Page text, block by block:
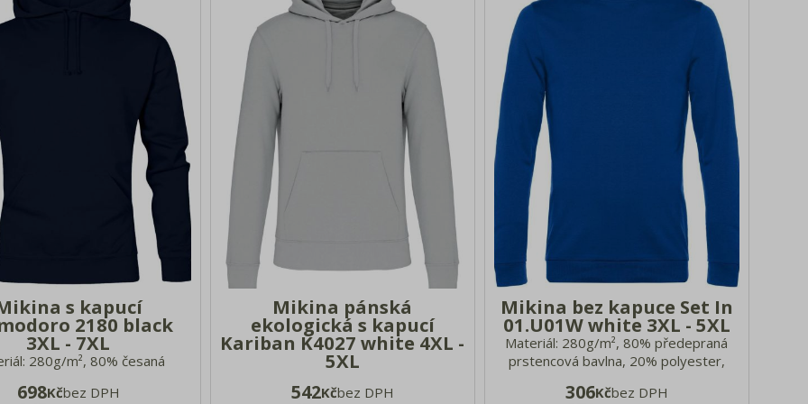
s kapucí
2180 black
3XL - 7XL
280g/m², 80% česaná
se šňůrkou, žebrované
698Kčbez DPH
Mikina pánská
ekologická s kapucí
Kariban K4027 white 4XL -
5XL
certifikovaná organická bavlna, 15%
542Kčbez DPH
Mikina bez kapuce Set In
01.U01W white 3XL - 5XL
Materiál: 280g/m², 80% předepraná
prstencová bavlna, 20% polyester,
další heather barvy: 60% bavlna, 40%
306Kčbez DPH